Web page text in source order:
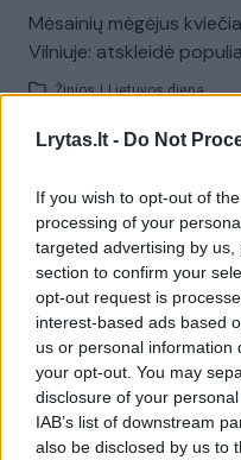
Lrytas.lt - Do Not
If you wish to opt-out of
processing of your
targeted advertising by
section to confirm your
opt-out request is
interest-based ads based
us or personal information
your opt-out. You may
disclosure of your
IAB’s list of downstream
also be disclosed by us to
Mėsainių mėgėjus
Vilniuje: atskleidė
Žinios | Lietuvos diena
Pateikė daugiau detalių
vaikus: jiems kilusi